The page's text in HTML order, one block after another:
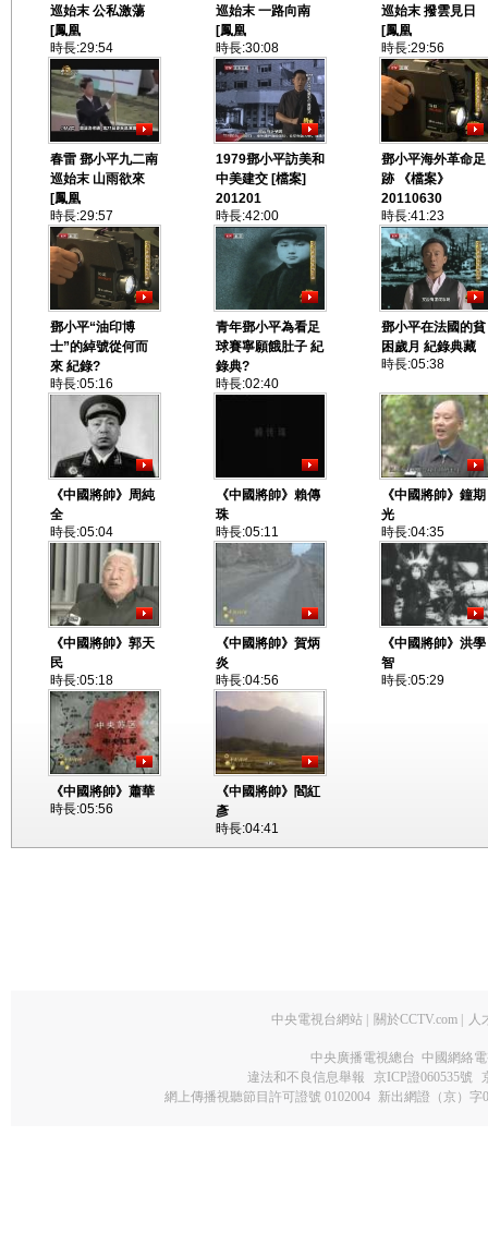
巡始末 公私激蕩
[鳳凰
時長:29:54
巡始末 一路向南
[鳳凰
時長:30:08
巡始末 撥雲見日
[鳳凰
時長:29:56
春雷 鄧小平九二南
巡始末 山雨欲來
[鳳凰
時長:29:57
1979鄧小平訪美和
中美建交 [檔案]
201201
時長:42:00
鄧小平海外革命足
跡 《檔案》
20110630
時長:41:23
鄧小平“油印博
士”的綽號從何而
來 紀錄?
時長:05:16
青年鄧小平為看足
球賽寧願餓肚子 紀
錄典?
時長:02:40
鄧小平在法國的貧
困歲月 紀錄典藏
時長:05:38
《中國將帥》周純
全
時長:05:04
《中國將帥》賴傳
珠
時長:05:11
《中國將帥》鐘期
光
時長:04:35
《中國將帥》郭天
民
時長:05:18
《中國將帥》賀炳
炎
時長:04:56
《中國將帥》洪學
智
時長:05:29
《中國將帥》蕭華
時長:05:56
《中國將帥》閻紅
彥
時長:04:41
中央電視台網站 關於CCTV.com 人
中央廣播電視總台 中國網絡
違法和不良信息舉報
京ICP證060535號
網上傳播視聽節目許可證號 0102004 新出網證（京）